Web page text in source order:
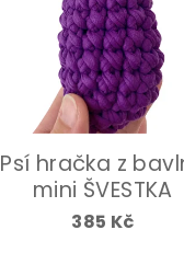
Psí hračka z
mini ŠVESTKA
385 Kč